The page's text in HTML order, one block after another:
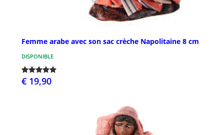
Femme arabe avec son sac crèche Napolitaine 8 cm
DISPONIBLE
€ 19,90